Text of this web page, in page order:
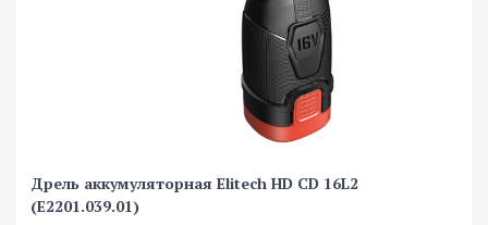
Дрель аккумуляторная Elitech HD CD 16L2
(E2201.039.01)